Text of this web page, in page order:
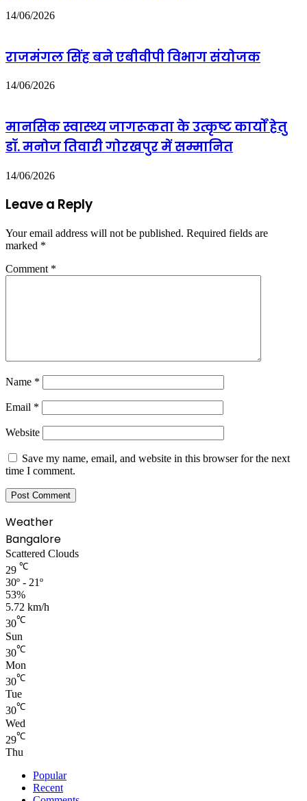
गए
ने
रुपये
लेने
कबूली
14/06/2026
राजमंगल सिंह बने एबीवीपी विभाग संयोजक
14/06/2026
मानसिक स्वास्थ्य जागरूकता के उत्कृष्ट कार्यों हेतु
डॉ. मनोज तिवारी गोरखपुर में सम्मानित
14/06/2026
Leave a Reply
Your email address will not be published. Required fields are
marked *
Comment *
Name *
Email *
Website
Save my name, email, and website in this browser for the next
time I comment.
Weather
Bangalore
Scattered Clouds
29 ℃
30º - 21º
53%
5.72 km/h
30℃
Sun
30℃
Mon
30℃
Tue
30℃
Wed
29℃
Thu
Popular
Recent